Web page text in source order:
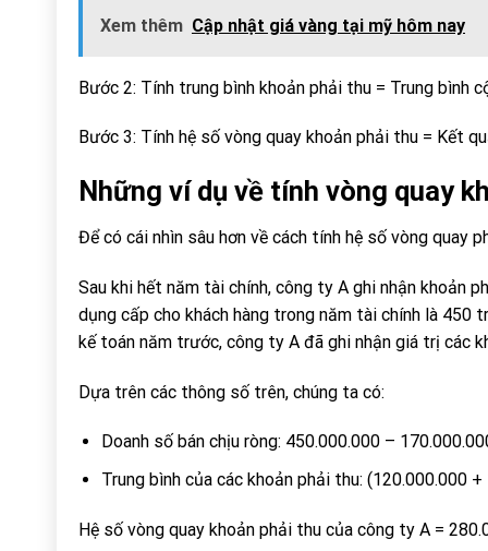
Xem thêm Cập nhật giá vàng tại mỹ hôm nay
Bước 2: Tính trung bình khoản phải thu = Trung bình
Bước 3: Tính hệ số vòng quay khoản phải thu = Kết
Những ví dụ về tính vòng quay
Để có cái nhìn sâu hơn về cách tính hệ số vòng quay
Sau khi hết năm tài chính, công ty A ghi nhận khoản
dụng cấp cho khách hàng trong năm tài chính là 450
kế toán năm trước, công ty A đã ghi nhận giá trị các
Dựa trên các thông số trên, chúng ta có:
Doanh số bán chịu ròng: 450.000.000 –
Trung bình của các khoản phải thu: (120.000.000
Hệ số vòng quay khoản phải thu của công ty A =